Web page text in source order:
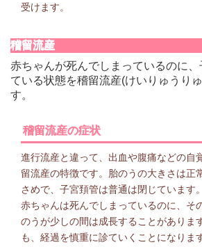
受けます。
稽留流産
赤ちゃんが死んでしまっているのに
ている状態を稽留流産(けいりゅうり
す。
稽留流産の症状
進行流産と違って、出血や腹痛などの自
留流産の特徴です。胎のうの大きさは正
さめで、子宮頚管は普通は閉じています。
赤ちゃんは死んでしまっているのに、そ
のうが少しの間は成長することがありま
も、経過を慎重に診ていくことになりま